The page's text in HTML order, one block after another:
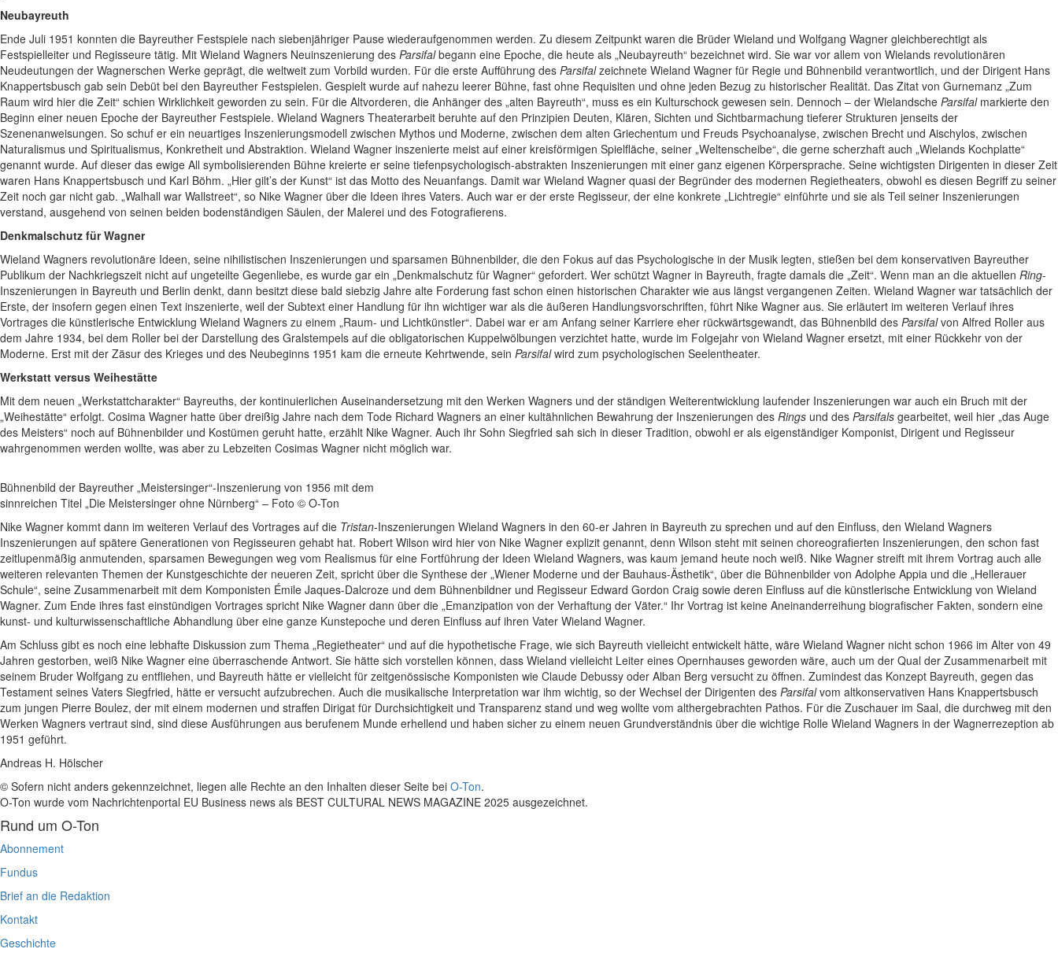
Neubayreuth
Ende Juli 1951 konnten die Bayreuther Festspiele nach siebenjähriger Pause wiederaufgenommen werden. Zu diesem Zeitpunkt waren die Brüder Wieland und Wolfgang Wagner gleichberechtigt als
Festspielleiter und Regisseure tätig. Mit Wieland Wagners Neuinszenierung des Parsifalbegann eine Epoche, die heute als „Neubayreuth“ bezeichnet wird. Sie war vor allem von Wielands revolutionären
Neudeutungen der Wagnerschen Werke geprägt, die weltweit zum Vorbild wurden. Für die erste Aufführung des Parsifalzeichnete Wieland Wagner für Regie und Bühnenbild verantwortlich, und der Dirigent Hans
Knappertsbusch gab sein Debüt bei den Bayreuther Festspielen. Gespielt wurde auf nahezu leerer Bühne, fast ohne Requisiten und ohne jeden Bezug zu historischer Realität. Das Zitat von Gurnemanz „Zum
Raum wird hier die Zeit“ schien Wirklichkeit geworden zu sein. Für die Altvorderen, die Anhänger des „alten Bayreuth“, muss es ein Kulturschock gewesen sein. Dennoch – der Wielandsche Parsifalmarkierte den
Beginn einer neuen Epoche der Bayreuther Festspiele. Wieland Wagners Theaterarbeit beruhte auf den Prinzipien Deuten, Klären, Sichten und Sichtbarmachung tieferer Strukturen jenseits der
Szenenanweisungen. So schuf er ein neuartiges Inszenierungsmodell zwischen Mythos und Moderne, zwischen dem alten Griechentum und Freuds Psychoanalyse, zwischen Brecht und Aischylos, zwischen
Naturalismus und Spiritualismus, Konkretheit und Abstraktion. Wieland Wagner inszenierte meist auf einer kreisförmigen Spielfläche, seiner „Weltenscheibe“, die gerne scherzhaft auch „Wielands Kochplatte“
genannt wurde. Auf dieser das ewige All symbolisierenden Bühne kreierte er seine tiefenpsychologisch-abstrakten Inszenierungen mit einer ganz eigenen Körpersprache. Seine wichtigsten Dirigenten in dieser Zeit
waren Hans Knappertsbusch und Karl Böhm. „Hier gilt’s der Kunst“ ist das Motto des Neuanfangs. Damit war Wieland Wagner quasi der Begründer des modernen Regietheaters, obwohl es diesen Begriff zu seiner
Zeit noch gar nicht gab. „Walhall war Wallstreet“, so Nike Wagner über die Ideen ihres Vaters. Auch war er der erste Regisseur, der eine konkrete „Lichtregie“ einführte und sie als Teil seiner Inszenierungen
verstand, ausgehend von seinen beiden bodenständigen Säulen, der Malerei und des Fotografierens.
Denkmalschutz für Wagner
Wieland Wagners revolutionäre Ideen, seine nihilistischen Inszenierungen und sparsamen Bühnenbilder, die den Fokus auf das Psychologische in der Musik legten, stießen bei dem konservativen Bayreuther
Publikum der Nachkriegszeit nicht auf ungeteilte Gegenliebe, es wurde gar ein „Denkmalschutz für Wagner“ gefordert. Wer schützt Wagner in Bayreuth, fragte damals die „Zeit“. Wenn man an die aktuellen Ring-
Inszenierungen in Bayreuth und Berlin denkt, dann besitzt diese bald siebzig Jahre alte Forderung fast schon einen historischen Charakter wie aus längst vergangenen Zeiten. Wieland Wagner war tatsächlich der
Erste, der insofern gegen einen Text inszenierte, weil der Subtext einer Handlung für ihn wichtiger war als die äußeren Handlungsvorschriften, führt Nike Wagner aus. Sie erläutert im weiteren Verlauf ihres
Vortrages die künstlerische Entwicklung Wieland Wagners zu einem „Raum- und Lichtkünstler“. Dabei war er am Anfang seiner Karriere eher rückwärtsgewandt, das Bühnenbild des Parsifalvon Alfred Roller aus
dem Jahre 1934, bei dem Roller bei der Darstellung des Gralstempels auf die obligatorischen Kuppelwölbungen verzichtet hatte, wurde im Folgejahr von Wieland Wagner ersetzt, mit einer Rückkehr von der
Moderne. Erst mit der Zäsur des Krieges und des Neubeginns 1951 kam die erneute Kehrtwende, sein Parsifalwird zum psychologischen Seelentheater.
Werkstatt versus Weihestätte
Mit dem neuen „Werkstattcharakter“ Bayreuths, der kontinuierlichen Auseinandersetzung mit den Werken Wagners und der ständigen Weiterentwicklung laufender Inszenierungen war auch ein Bruch mit der
„Weihestätte“ erfolgt. Cosima Wagner hatte über dreißig Jahre nach dem Tode Richard Wagners an einer kultähnlichen Bewahrung der Inszenierungen des Rings und des Parsifals gearbeitet, weil hier „das Auge
des Meisters“ noch auf Bühnenbilder und Kostümen geruht hatte, erzählt Nike Wagner. Auch ihr Sohn Siegfried sah sich in dieser Tradition, obwohl er als eigenständiger Komponist, Dirigent und Regisseur
wahrgenommen werden wollte, was aber zu Lebzeiten Cosimas Wagner nicht möglich war.
Bühnenbild der Bayreuther „Meistersinger“-Inszenierung von 1956 mit dem
sinnreichen Titel „Die Meistersinger ohne Nürnberg“ – Foto © O-Ton
Nike Wagner kommt dann im weiteren Verlauf des Vortrages auf die Tristan-Inszenierungen Wieland Wagners in den 60-er Jahren in Bayreuth zu sprechen und auf den Einfluss, den Wieland Wagners
Inszenierungen auf spätere Generationen von Regisseuren gehabt hat. Robert Wilson wird hier von Nike Wagner explizit genannt, denn Wilson steht mit seinen choreografierten Inszenierungen, den schon fast
zeitlupenmäßig anmutenden, sparsamen Bewegungen weg vom Realismus für eine Fortführung der Ideen Wieland Wagners, was kaum jemand heute noch weiß. Nike Wagner streift mit ihrem Vortrag auch alle
weiteren relevanten Themen der Kunstgeschichte der neueren Zeit, spricht über die Synthese der „Wiener Moderne und der Bauhaus-Ästhetik“, über die Bühnenbilder von Adolphe Appia und die „Hellerauer
Schule“, seine Zusammenarbeit mit dem Komponisten Émile Jaques-Dalcroze und dem Bühnenbildner und Regisseur Edward Gordon Craig sowie deren Einfluss auf die künstlerische Entwicklung von Wieland
Wagner. Zum Ende ihres fast einstündigen Vortrages spricht Nike Wagner dann über die „Emanzipation von der Verhaftung der Väter.“ Ihr Vortrag ist keine Aneinanderreihung biografischer Fakten, sondern eine
kunst- und kulturwissenschaftliche Abhandlung über eine ganze Kunstepoche und deren Einfluss auf ihren Vater Wieland Wagner.
Am Schluss gibt es noch eine lebhafte Diskussion zum Thema „Regietheater“ und auf die hypothetische Frage, wie sich Bayreuth vielleicht entwickelt hätte, wäre Wieland Wagner nicht schon 1966 im Alter von 49
Jahren gestorben, weiß Nike Wagner eine überraschende Antwort. Sie hätte sich vorstellen können, dass Wieland vielleicht Leiter eines Opernhauses geworden wäre, auch um der Qual der Zusammenarbeit mit
seinem Bruder Wolfgang zu entfliehen, und Bayreuth hätte er vielleicht für zeitgenössische Komponisten wie Claude Debussy oder Alban Berg versucht zu öffnen. Zumindest das Konzept Bayreuth, gegen das
Testament seines Vaters Siegfried, hätte er versucht aufzubrechen. Auch die musikalische Interpretation war ihm wichtig, so der Wechsel der Dirigenten des Parsifalvom altkonservativen Hans Knappertsbusch
zum jungen Pierre Boulez, der mit einem modernen und straffen Dirigat für Durchsichtigkeit und Transparenz stand und weg wollte vom althergebrachten Pathos. Für die Zuschauer im Saal, die durchweg mit den
Werken Wagners vertraut sind, sind diese Ausführungen aus berufenem Munde erhellend und haben sicher zu einem neuen Grundverständnis über die wichtige Rolle Wieland Wagners in der Wagnerrezeption ab
1951 geführt.
Andreas H. Hölscher
© Sofern nicht anders gekennzeichnet, liegen alle Rechte an den Inhalten dieser Seite bei O-Ton.
O-Ton wurde vom Nachrichtenportal EU Business news als BEST CULTURAL NEWS MAGAZINE 2025 ausgezeichnet.
Rund um O-Ton
Abonnement
Fundus
Brief an die Redaktion
Kontakt
Geschichte